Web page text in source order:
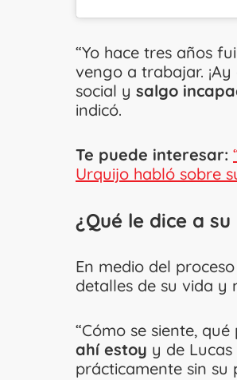
“Yo hace tres años
vengo a trabajar.
social y salgo
indicó.
Te puede interesar:
Urquijo habló sobre
¿Qué le dice a su
En medio del
detalles de su vida y
“Cómo se siente,
ahí estoy y de
prácticamente sin su